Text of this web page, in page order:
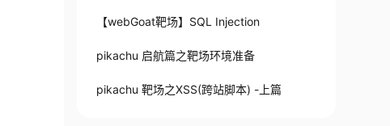
【webGoat靶场】SQL Injection
pikachu 启航篇之靶场环境准备
pikachu 靶场之XSS(跨站脚本) -上篇